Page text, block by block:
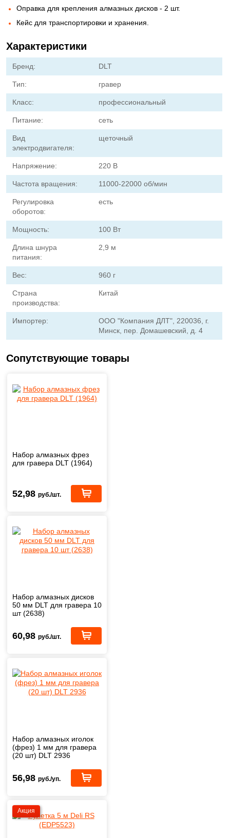
Оправка для крепления алмазных дисков - 2 шт.
Кейс для транспортировки и хранения.
Характеристики
Бренд: DLT
Тип: гравер
Класс: профессиональный
Питание: сеть
Вид
электродвигателя:
щеточный
Напряжение: 220 В
Частота вращения: 11000-22000 об/мин
Регулировка
оборотов:
есть
Мощность: 100 Вт
Длина шнура
питания:
2,9 м
Вес: 960 г
Страна
производства:
Китай
Импортер:
ООО "Компания ДЛТ", 220036, г.
Минск, пер. Домашевский, д. 4
Сопутствующие товары
Набор алмазных фрез
для гравера DLT (1964)
52,98 руб./шт.
Набор алмазных дисков
50 мм DLT для гравера 10
шт (2638)
60,98 руб./шт.
Набор алмазных иголок
(фрез) 1 мм для гравера
(20 шт) DLT 2936
56,98 руб./уп.
Акция